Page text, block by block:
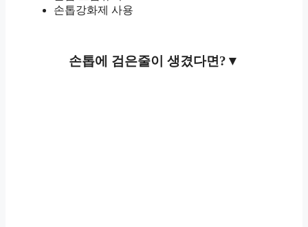
손톱강화제 사용
손톱에 검은줄이 생겼다면?▼